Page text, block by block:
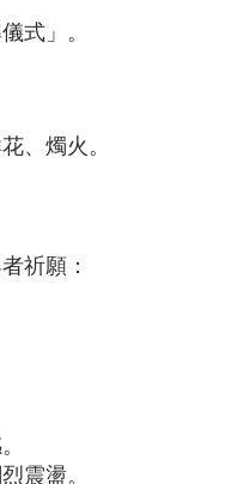
式」。
、燭火。
祈願：
震盪。